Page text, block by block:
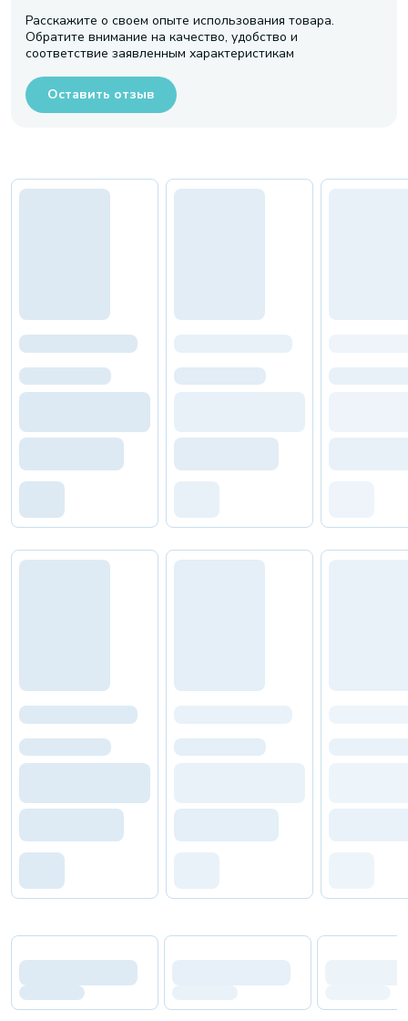
Расскажите о своем опыте использования товара.
Обратите внимание на качество, удобство и
соответствие заявленным характеристикам
Оставить отзыв